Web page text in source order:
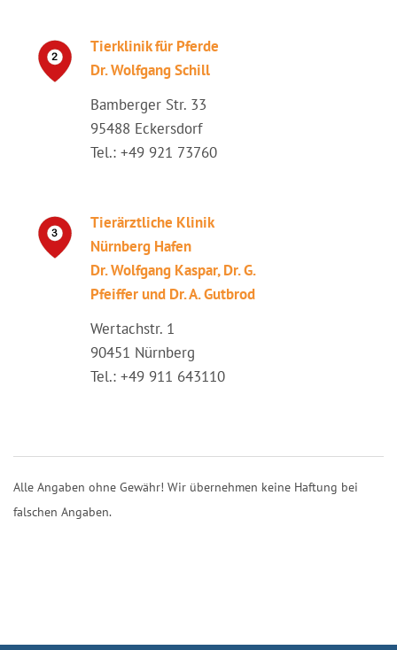
Tierklinik für Pferde
Dr. Wolfgang Schill
Bamberger Str. 33
95488 Eckersdorf
Tel.: +49 921 73760
Tierärztliche Klinik
Nürnberg Hafen
Dr. Wolfgang Kaspar, Dr. G.
Pfeiffer und Dr. A. Gutbrod
Wertachstr. 1
90451 Nürnberg
Tel.: +49 911 643110
Alle Angaben ohne Gewähr! Wir übernehmen keine Haftung bei
falschen Angaben.